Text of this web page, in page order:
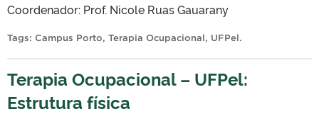
Coordenador: Prof. Nicole Ruas Gauarany
Tags: Campus Porto, Terapia Ocupacional, UFPel.
Terapia Ocupacional – UFPel:
Estrutura física